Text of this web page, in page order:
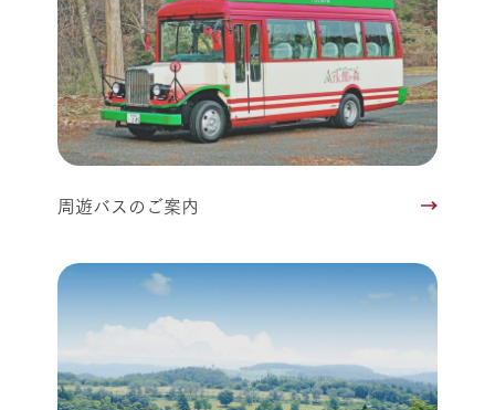
周遊バスのご案内